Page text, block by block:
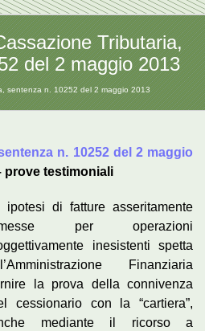
Tributaria,
del 2 maggio 2013
sentenza n. 10252 del 2 maggio 2013
n. 10252 del 2 maggio
prove testimoniali
ipotesi di fatture asseritamente
per operazioni
inesistenti spetta
Finanziaria
la prova della connivenza
cessionario con la “cartiera”,
mediante il ricorso a